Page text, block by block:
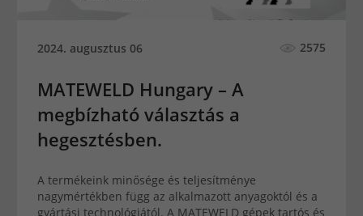
2024. augusztus 06 2575
MATEWELD Hungary – A
megbízható választás a
hegesztésben.
A termékeink minősége és teljesítménye
nagymértékben függ az alkalmazott anyagoktól és a
gyártási technológiától. A MATEWELD gépek tartós és